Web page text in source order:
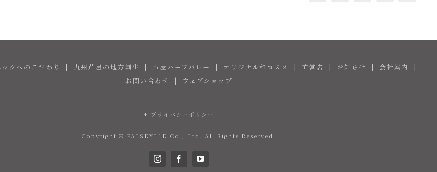
クへのこだわり 九州芦屋の地方創生 芦屋ハーブバレー オリジナル和コスメ 直営店 お知らせ
会社案内
お問い合わせ
ウェブショップ
+ プライバシーポリシー
Copyright © PALSEYLLE Co., Ltd. All Rights Reserved.